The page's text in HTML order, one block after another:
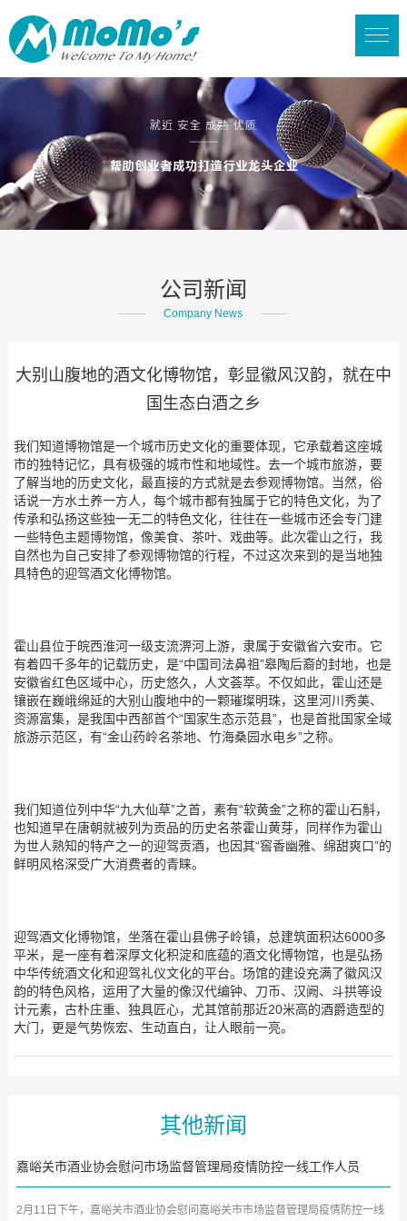
公司新闻
Company News
大别山腹地的酒文化博物馆，彰显徽风汉韵，就在中
国生态白酒之乡
我们知道博物馆是一个城市历史文化的重要体现，它承载着这座城
市的独特记忆，具有极强的城市性和地域性。去一个城市旅游，要
了解当地的历史文化，最直接的方式就是去参观博物馆。当然，俗
话说一方水土养一方人，每个城市都有独属于它的特色文化，为了
传承和弘扬这些独一无二的特色文化，往往在一些城市还会专门建
一些特色主题博物馆，像美食、茶叶、戏曲等。此次霍山之行，我
自然也为自己安排了参观博物馆的行程，不过这次来到的是当地独
具特色的迎驾酒文化博物馆。
霍山县位于皖西淮河一级支流淠河上游，隶属于安徽省六安市。它
有着四千多年的记载历史，是“中国司法鼻祖”皋陶后裔的封地，也是
安徽省红色区域中心，历史悠久，人文荟萃。不仅如此，霍山还是
镶嵌在巍峨绵延的大别山腹地中的一颗璀璨明珠，这里河川秀美、
资源富集，是我国中西部首个“国家生态示范县”，也是首批国家全域
旅游示范区，有“金山药岭名茶地、竹海桑园水电乡”之称。
我们知道位列中华“九大仙草”之首，素有“软黄金”之称的霍山石斛，
也知道早在唐朝就被列为贡品的历史名茶霍山黄芽，同样作为霍山
为世人熟知的特产之一的迎驾贡酒，也因其“窖香幽雅、绵甜爽口”的
鲜明风格深受广大消费者的青睐。
迎驾酒文化博物馆，坐落在霍山县佛子岭镇，总建筑面积达6000多
平米，是一座有着深厚文化积淀和底蕴的酒文化博物馆，也是弘扬
中华传统酒文化和迎驾礼仪文化的平台。场馆的建设充满了徽风汉
韵的特色风格，运用了大量的像汉代编钟、刀币、汉阙、斗拱等设
计元素，古朴庄重、独具匠心，尤其馆前那近20米高的酒爵造型的
大门，更是气势恢宏、生动直白，让人眼前一亮。
其他新闻
嘉峪关市酒业协会慰问市场监督管理局疫情防控一线工作人员
2月11日下午，嘉峪关市酒业协会慰问嘉峪关市市场监督管理局疫情防控一线